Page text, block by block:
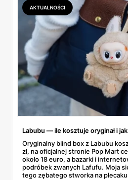
dokładnie dostajemy za te
faktycznie wystarczy.
AKTUALNOŚCI
Labubu — ile kosztuje oryginał i
Oryginalny blind box z Labubu
zł, na oficjalnej stronie Pop Mart
około 18 euro, a bazarki i
podróbek zwanych Lafufu. Moja
tego zębatego stworka na plecaku